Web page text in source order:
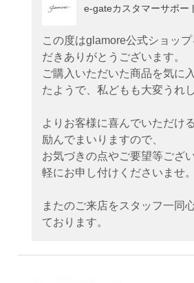
e-gateカスタマーサポー
この度はglamore公式ショッ
だきありがとうございます。
ご購入いただいた商品を気に
たようで、私どもも大変うれ
よりお客様に喜んでいただけ
励んでまいりますので、
お気づきの点やご要望等ござ
軽にお申し付けくださいませ。
またのご来店をスタッフ一同
ております。